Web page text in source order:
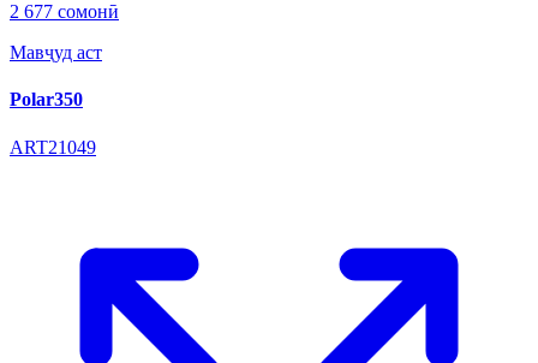
2 677 сомонӣ
Мавҷуд аст
Polar350
ART21049